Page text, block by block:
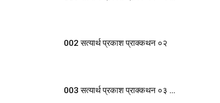
002 सत्यार्थ प्रकाश प्राक्कथन ०२
003 सत्यार्थ प्रकाश प्राक्कथन ०३ …